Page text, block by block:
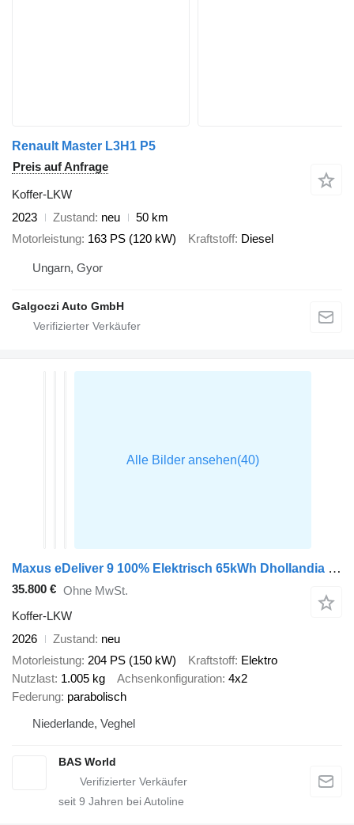
Renault Master L3H1 P5
Preis auf Anfrage
Koffer-LKW
2023
Zustand neu
50 km
Motorleistung 163 PS (120 kW) Kraftstoff Diesel
Ungarn, Gyor
Galgoczi Auto GmbH
Maxus eDeliver 9 100% Elektrisch 65kWh Dhollandia Laadklep Bakwagen Ca
35.800 € Ohne MwSt.
Koffer-LKW
2026
Zustand neu
Motorleistung 204 PS (150 kW) Kraftstoff Elektro
Nutzlast 1.005 kg Achsenkonfiguration 4x2
Federung parabolisch
Niederlande, Veghel
BAS World
seit 9 Jahren bei Autoline